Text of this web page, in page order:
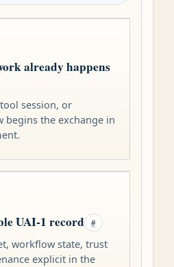
already happens
session, or
begins the exchange in
UAI-1 record #
workflow state, trust
explicit in the